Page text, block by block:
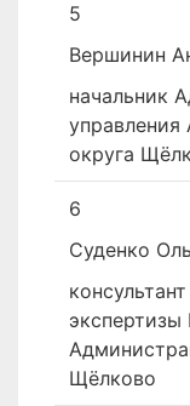
5
Вершинин
начальник
округа
6
Суденко
экспертизы
Щёлково